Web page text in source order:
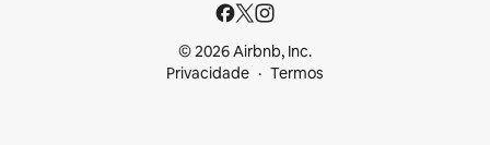
© 2026 Airbnb, Inc.
Privacidade
Termos